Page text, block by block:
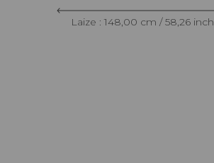
Laize : 148,00 cm / 58,26 inch